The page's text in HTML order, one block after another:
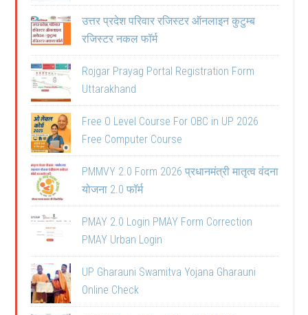
उत्तर प्रदेश परिवार रजिस्टर ऑनलाइन कुटुम्ब
रजिस्टर नकल फॉर्म
Rojgar Prayag Portal Registration Form
Uttarakhand
Free O Level Course For OBC in UP 2026
Free Computer Course
PMMVY 2.0 Form 2026 प्रधानमंत्री मातृत्व वंदना
योजना 2.0 फॉर्म
PMAY 2.0 Login PMAY Form Correction
PMAY Urban Login
UP Gharauni Swamitva Yojana Gharauni
Online Check